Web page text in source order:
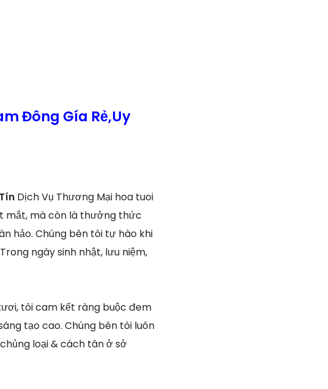
Đông Gía Rẻ,Uy
Dịch Vụ Thương Mại hoa tuoi
mắt, mà còn là thưởng thức
hảo. Chúng bên tôi tự hào khi
ngày sinh nhật, lưu niệm,
tôi cam kết ràng buộc đem
tạo cao. Chúng bên tôi luôn
loại & cách tân ở sở